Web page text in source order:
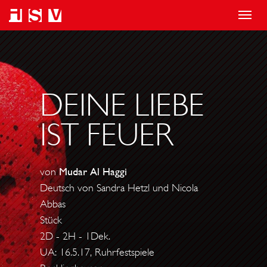
T
DEINE LIEBE
IST FEUER
vonMudar Al Haggi
Deutsch von Sandra Hetzl und Nicola
Abbas
Stück
2D - 2H - 1Dek.
UA: 16.5.17, Ruhrfestspiele